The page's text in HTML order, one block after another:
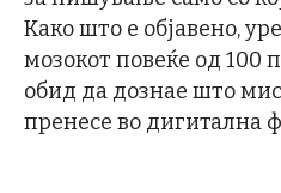
Како што е објавено,
мозокот повеќе од 100
обид да дознае што
пренесе во дигитална